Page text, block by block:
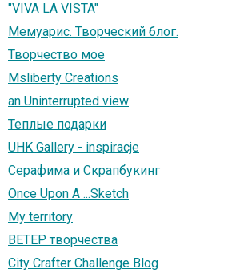
"VIVA LA VISTA"
Мемуарис. Творческий блог.
Творчество мое
Msliberty Creations
an Uninterrupted view
Теплые подарки
UHK Gallery - inspiracje
Серафима и Скрапбукинг
Once Upon A ...Sketch
My territory
ВЕТЕР творчества
City Crafter Challenge Blog